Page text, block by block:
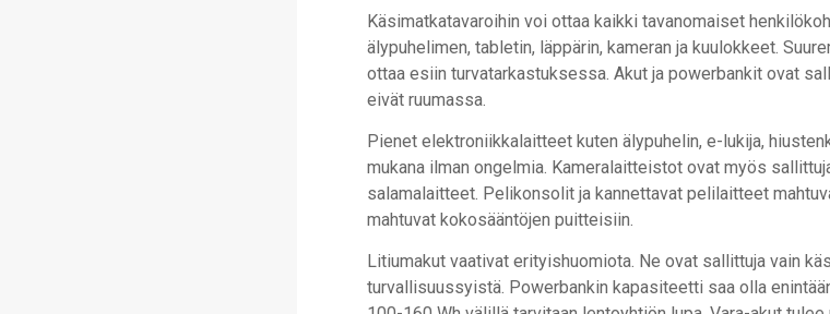
Käsimatkatavaroihin voi ottaa kaikki tavanomaiset
älypuhelimen, tabletin, läppärin, kameran ja kuulokkeet.
ottaa esiin turvatarkastuksessa. Akut ja powerbankit ovat
eivät ruumassa.
Pienet elektroniikkalaitteet kuten älypuhelin, e-lukija,
mukana ilman ongelmia. Kameralaitteistot ovat myös
salamalaitteet. Pelikonsolit ja kannettavat pelilaitteet
mahtuvat kokosääntöjen puitteisiin.
Litiumakut vaativat erityishuomiota. Ne ovat sallittuja vain
turvallisuussyistä. Powerbankin kapasiteetti saa olla